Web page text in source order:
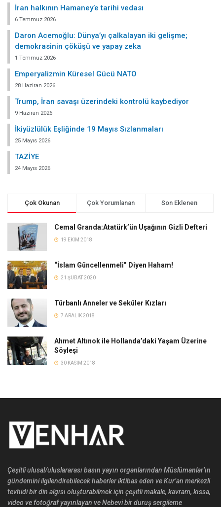
İran halkının Hamaney’e tarihi vedası
6 Temmuz 2026
Daron Acemoğlu: Dünya’yı çalkalayan iki gelişme;
demokrasinin çöküşü ve yapay zeka
1 Temmuz 2026
Emperyalizmin Küresel Gücü NATO
28 Haziran 2026
Trump, İran savaşı üzerindeki kontrolü kaybediyor
9 Haziran 2026
İkiyüzlülük Eşliğinde 19 Mayıs Sızlanmaları
25 Mayıs 2026
TAZİYE
24 Mayıs 2026
Çok Okunan Çok Yorumlanan Son Eklenen
Cemal Granda:Atatürk’ün Uşağının Gizli Defteri
19 EKIM 2018
“İslam Güncellenmeli” Diyen Haham!
21 ŞUBAT 2020
Türbanlı Anneler ve Seküler Kızları
7 ARALIK 2018
Ahmet Altınok ile Hollanda’daki Yaşam Üzerine
Söyleşi
30 KASIM 2018
Çeşitli ulusal/uluslararası basın yayın organlarından Müslümanlar’ın
gündemini ilgilendirebilecek haberler iktibas eden ve Kur’an merkezli
tevhidi bir din algısı oluşturabilmek için çeşitli makale, kavram, kıssa,
video ve fotoğraf yayınlayan ve Nebevi bir duruş sergileme